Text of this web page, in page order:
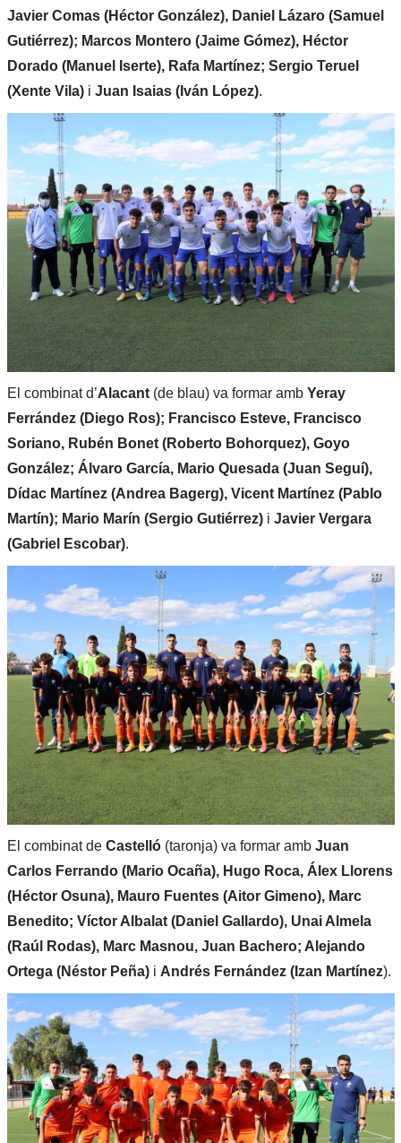
Javier Comas (Héctor González), Daniel Lázaro (Samuel
Gutiérrez); Marcos Montero (Jaime Gómez), Héctor
Dorado (Manuel Iserte), Rafa Martínez; Sergio Teruel
(Xente Vila) i Juan Isaias (Iván López).
El combinat d’Alacant(de blau) va formar amb Yeray
Ferrández (Diego Ros); Francisco Esteve, Francisco
Soriano, Rubén Bonet (Roberto Bohorquez), Goyo
González; Álvaro García, Mario Quesada (Juan Seguí),
Dídac Martínez (Andrea Bagerg), Vicent Martínez (Pablo
Martín); Mario Marín (Sergio Gutiérrez)i Javier Vergara
(Gabriel Escobar).
El combinat de Castelló (taronja) va formar amb Juan
Carlos Ferrando (Mario Ocaña), Hugo Roca, Álex Llorens
(Héctor Osuna), Mauro Fuentes (Aitor Gimeno), Marc
Benedito; Víctor Albalat (Daniel Gallardo), Unai Almela
(Raúl Rodas), Marc Masnou, Juan Bachero; Alejando
Ortega (Néstor Peña)i Andrés Fernández (Izan Martínez).